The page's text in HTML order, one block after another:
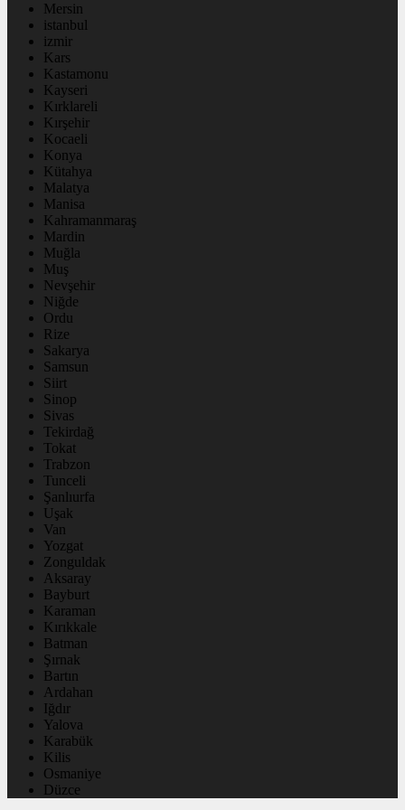
Mersin
istanbul
izmir
Kars
Kastamonu
Kayseri
Kırklareli
Kırşehir
Kocaeli
Konya
Kütahya
Malatya
Manisa
Kahramanmaraş
Mardin
Muğla
Muş
Nevşehir
Niğde
Ordu
Rize
Sakarya
Samsun
Siirt
Sinop
Sivas
Tekirdağ
Tokat
Trabzon
Tunceli
Şanlıurfa
Uşak
Van
Yozgat
Zonguldak
Aksaray
Bayburt
Karaman
Kırıkkale
Batman
Şırnak
Bartın
Ardahan
Iğdır
Yalova
Karabük
Kilis
Osmaniye
Düzce